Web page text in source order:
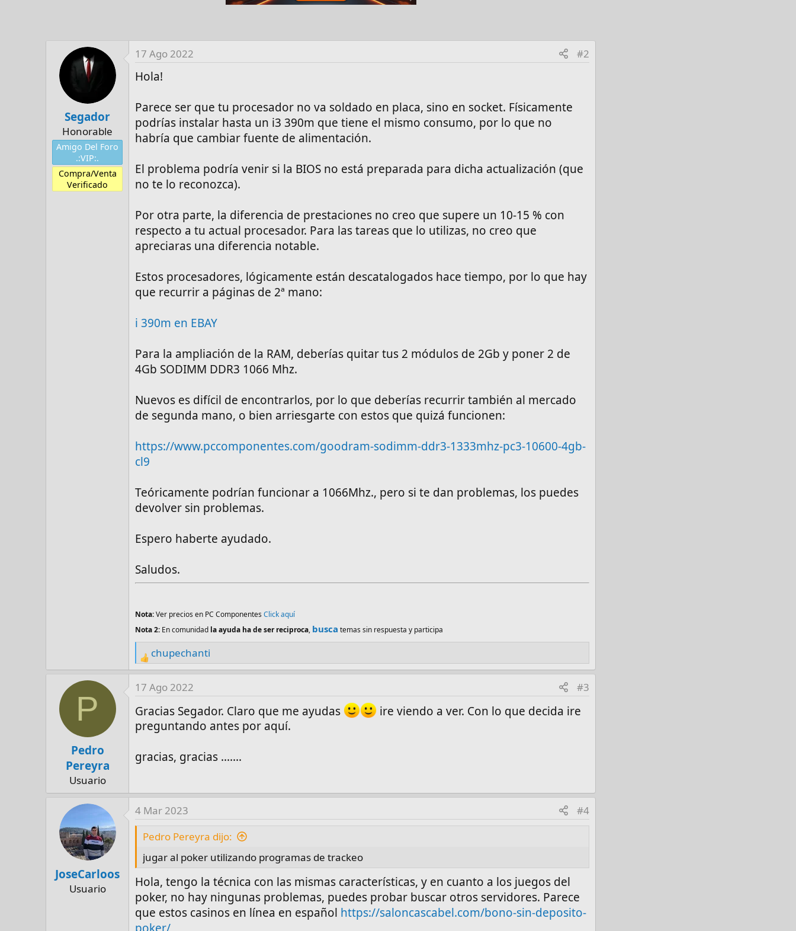
Segador
Honorable
Amigo Del Foro
.:VIP:.
Compra/Venta
Verificado
17 Ago 2022 #2
Hola!
Parece ser que tu procesador no va soldado en placa, sino en socket. Físicamente
podrías instalar hasta un i3 390m que tiene el mismo consumo, por lo que no
habría que cambiar fuente de alimentación.
El problema podría venir si la BIOS no está preparada para dicha actualización (que
no te lo reconozca).
Por otra parte, la diferencia de prestaciones no creo que supere un 10-15 % con
respecto a tu actual procesador. Para las tareas que lo utilizas, no creo que
apreciaras una diferencia notable.
Estos procesadores, lógicamente están descatalogados hace tiempo, por lo que hay
que recurrir a páginas de 2ª mano:
i 390m en EBAY
Para la ampliación de la RAM, deberías quitar tus 2 módulos de 2Gb y poner 2 de
4Gb SODIMM DDR3 1066 Mhz.
Nuevos es difícil de encontrarlos, por lo que deberías recurrir también al mercado
de segunda mano, o bien arriesgarte con estos que quizá funcionen:
https://www.pccomponentes.com/goodram-sodimm-ddr3-1333mhz-pc3-10600-4gb-
cl9
Teóricamente podrían funcionar a 1066Mhz., pero si te dan problemas, los puedes
devolver sin problemas.
Espero haberte ayudado.
Saludos.
Nota:Ver precios en PC ComponentesClick aquí
Nota 2: En comunidad la ayuda ha de ser reciproca, busca temas sin respuesta y participa
R
e
a
c
t
i
n
s
chupechanti
P
Pedro
Pereyra
Usuario
17 Ago 2022 #3
Gracias Segador. Claro que me ayudas
ire viendo a ver. Con lo que decida ire
preguntando antes por aquí.
gracias, gracias .......
JoseCarloos
Usuario
4 Mar 2023
#4
Pedro Pereyra dijo:
jugar al poker utilizando programas de trackeo
Hola, tengo la técnica con las mismas características, y en cuanto a los juegos del
poker, no hay ningunas problemas, puedes probar buscar otros servidores. Parece
que estos casinos en línea en español https://saloncascabel.com/bono-sin-deposito-
poker/